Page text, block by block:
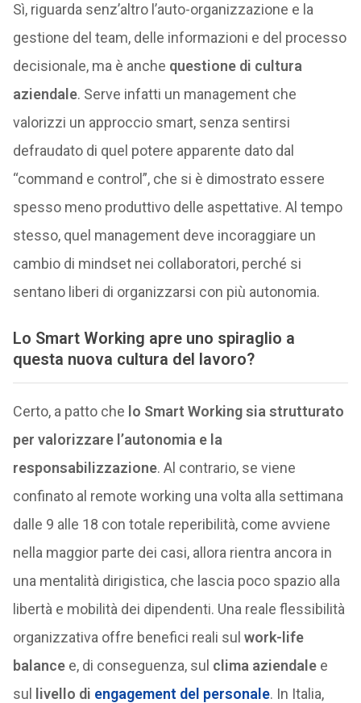
Sì, riguarda senz’altro l’auto-organizzazione e la
gestione del team, delle informazioni e del processo
decisionale, ma è anche questione di cultura
aziendale. Serve infatti un management che
valorizzi un approccio smart, senza sentirsi
defraudato di quel potere apparente dato dal
“command e control”, che si è dimostrato essere
spesso meno produttivo delle aspettative. Al tempo
stesso, quel management deve incoraggiare un
cambio di mindset nei collaboratori, perché si
sentano liberi di organizzarsi con più autonomia.
Lo Smart Working apre uno spiraglio a
questa nuova cultura del lavoro?
Certo, a patto che lo Smart Working sia strutturato
per valorizzare l’autonomia e la
responsabilizzazione. Al contrario, se viene
confinato al remote working una volta alla settimana
dalle 9 alle 18 con totale reperibilità, come avviene
nella maggior parte dei casi, allora rientra ancora in
una mentalità dirigistica, che lascia poco spazio alla
libertà e mobilità dei dipendenti. Una reale flessibilità
organizzativa offre benefici reali sul work-life
balancee, di conseguenza, sul clima aziendalee
sul livello di engagement del personale. In Italia,